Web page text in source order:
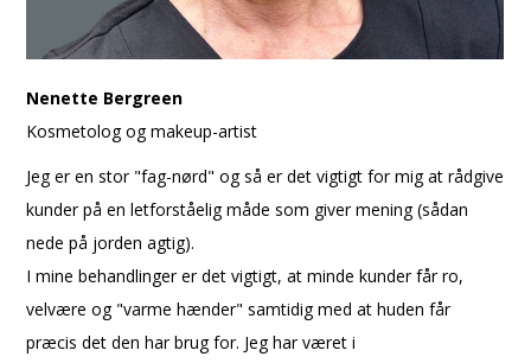
Nenette Bergreen
Kosmetolog og makeup-artist
Jeg er en stor "fag-nørd" og så er det vigtigt for mig at rådgive
kunder på en letforståelig måde som giver mening (sådan
nede på jorden agtig).
I mine behandlinger er det vigtigt, at minde kunder får ro,
velvære og "varme hænder" samtidig med at huden får
præcis det den har brug for. Jeg har været i